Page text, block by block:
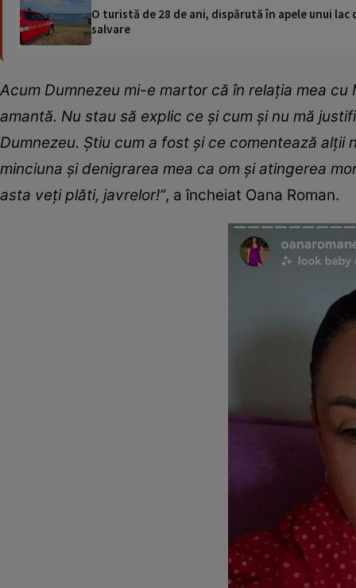
O turistă de 28 de ani, dispărută în apele unui
salvare
Acum Dumnezeu mi-e martor că în relația mea
amantă. Nu stau să explic ce și cum și nu mă
Dumnezeu. Știu cum a fost și ce comentează
minciuna și denigrarea mea ca om și atingerea
asta veți plăti, javrelor!”, a încheiat Oana Roman.